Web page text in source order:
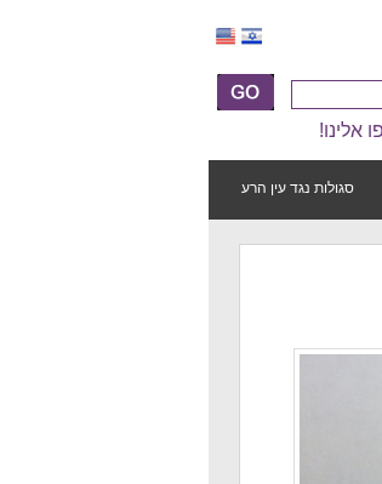
אלינו!
סגולות נגד עין הרע